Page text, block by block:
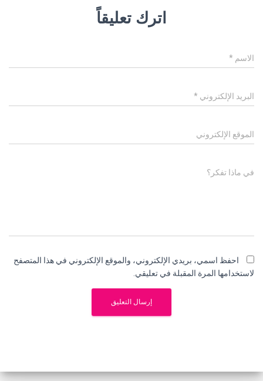
اترك تعليقاً
الاسم *
البريد الإلكتروني *
الموقع الإلكتروني
في ماذا تفكر؟
احفظ اسمي، بريدي الإلكتروني، والموقع الإلكتروني في هذا المتصفح
لاستخدامها المرة المقبلة في تعليقي.